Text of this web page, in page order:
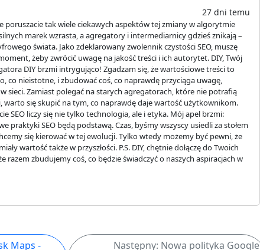
27 dni temu
poruszacie tak wiele ciekawych aspektów tej zmiany w algorytmie
marek wzrasta, a agregatory i intermediarnicy gdzieś znikają –
świata. Jako zdeklarowany zwolennik czystości SEO, muszę
żeby zwrócić uwagę na jakość treści i ich autorytet. DIY, Twój
DIY brzmi intrygująco! Zgadzam się, że wartościowe treści to
co nieistotne, i zbudować coś, co naprawdę przyciąga uwagę,
sieci. Zamiast polegać na starych agregatorach, które nie potrafią
warto się skupić na tym, co naprawdę daje wartość użytkownikom.
SEO liczy się nie tylko technologia, ale i etyka. Mój apel brzmi:
praktyki SEO będą podstawą. Czas, byśmy wszyscy usiedli za stołem
się kierować w tej ewolucji. Tylko wtedy możemy być pewni, że
wartość także w przyszłości. P.S. DIY, chętnie dołączę do Twoich
zbudujemy coś, co będzie świadczyć o naszych aspiracjach w
Maps - Następny: Nowa polityka Google